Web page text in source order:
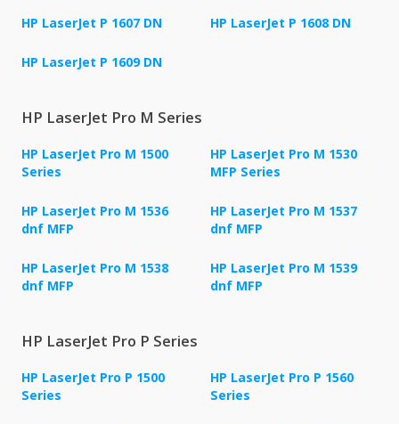
HP LaserJet P 1607 DN HP LaserJet P 1608 DN
HP LaserJet P 1609 DN
HP LaserJet Pro M Series
HP LaserJet Pro M 1500
Series
HP LaserJet Pro M 1530
MFP Series
HP LaserJet Pro M 1536
dnf MFP
HP LaserJet Pro M 1537
dnf MFP
HP LaserJet Pro M 1538
dnf MFP
HP LaserJet Pro M 1539
dnf MFP
HP LaserJet Pro P Series
HP LaserJet Pro P 1500
Series
HP LaserJet Pro P 1560
Series